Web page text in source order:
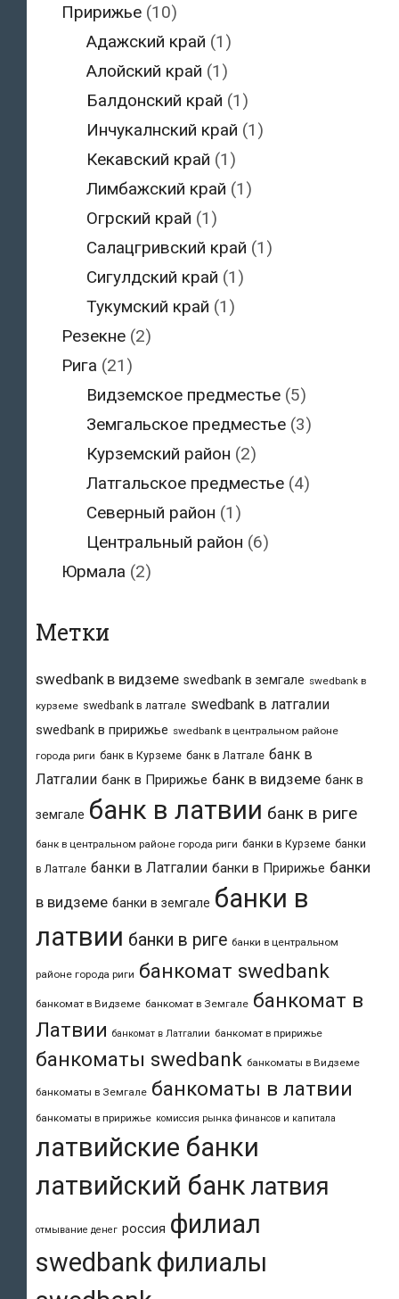
Пририжье(10)
Адажский край (1)
Алойский край (1)
Балдонский край (1)
Инчукалнский край (1)
Кекавский край (1)
Лимбажский край (1)
Огрский край (1)
Салацгривский край (1)
Сигулдский край (1)
Тукумский край (1)
Резекне(2)
Рига (21)
Видземское предместье (5)
Земгальское предместье (3)
Курземский район (2)
Латгальское предместье (4)
Северный район (1)
Центральный район (6)
Юрмала (2)
Метки
swedbank в видземе swedbank в земгале swedbank в
курземе swedbank в латгале swedbank в латгалии
swedbank в пририжье swedbank в центральном районе
города риги банк в Курземе банк в Латгале банк в
Латгалии банк в Пририжье банк в видземе банк в
земгале банк в латвии банк в риге
банк в центральном районе города риги банки в Курземе банки
в Латгале банки в Латгалии банки в Пририжье банки
в видземе банки в земгале банки в
латвии банки в риге банки в центральном
районе города риги банкомат swedbank
банкомат в Видземе банкомат в Земгале банкомат в
Латвии банкомат в Латгалии банкомат в пририжье
банкоматы swedbank банкоматы в Видземе
банкоматы в Земгале банкоматы в латвии
банкоматы в пририжье комиссия рынка финансов и капитала
латвийские банки
латвийский банк латвия
отмывание денег россия филиал
swedbankфилиалы